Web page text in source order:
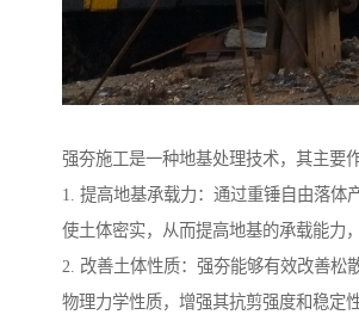
强夯施工是一种地基处理技术，其主要
1. 提高地基承载力：通过重锤自由落体
使土体密实，从而提高地基的承载能力
2. 改善土体性质：强夯能够有效改善松
物理力学性质，增强其抗剪强度和稳定性